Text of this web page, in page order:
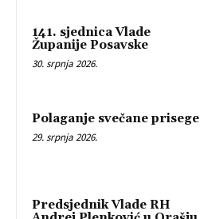
141. sjednica Vlade
Županije Posavske
30. srpnja 2026.
Polaganje svečane prisege
29. srpnja 2026.
Predsjednik Vlade RH